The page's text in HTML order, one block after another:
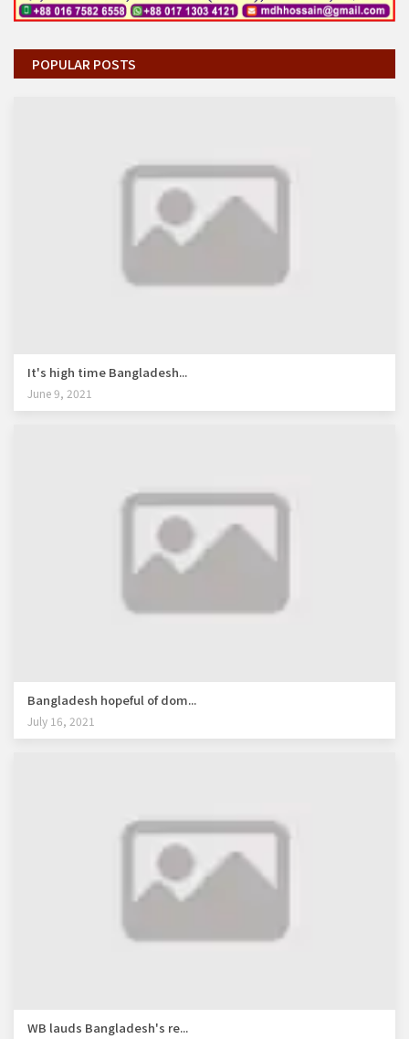
POPULAR POSTS
It's high time Bangladesh...
June 9, 2021
Bangladesh hopeful of dom...
July 16, 2021
WB lauds Bangladesh's re...